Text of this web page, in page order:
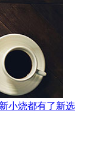
小烧都有了新选